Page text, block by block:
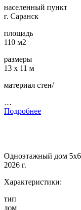
населенный пункт
г. Саранск
площадь
110 м2
размеры
13 х 11 м
материал стен/
…
Подробнее
Одноэтажный дом
2026 г.
Характеристики:
тип
дом